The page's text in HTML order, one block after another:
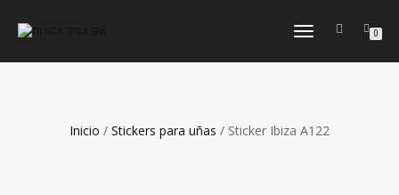
CAMBIAR
0
Inicio / Stickers para uñas / Sticker Ibiza A122